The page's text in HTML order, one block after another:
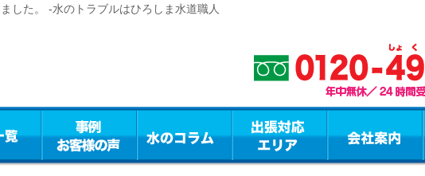
した。 -水のトラブルはひろしま水道職人